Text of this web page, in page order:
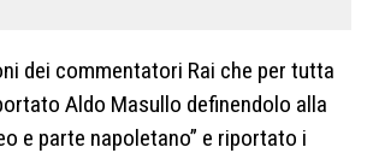
dei commentatori Rai che per tutta
Aldo Masullo definendolo alla
e parte napoletano” e riportato i